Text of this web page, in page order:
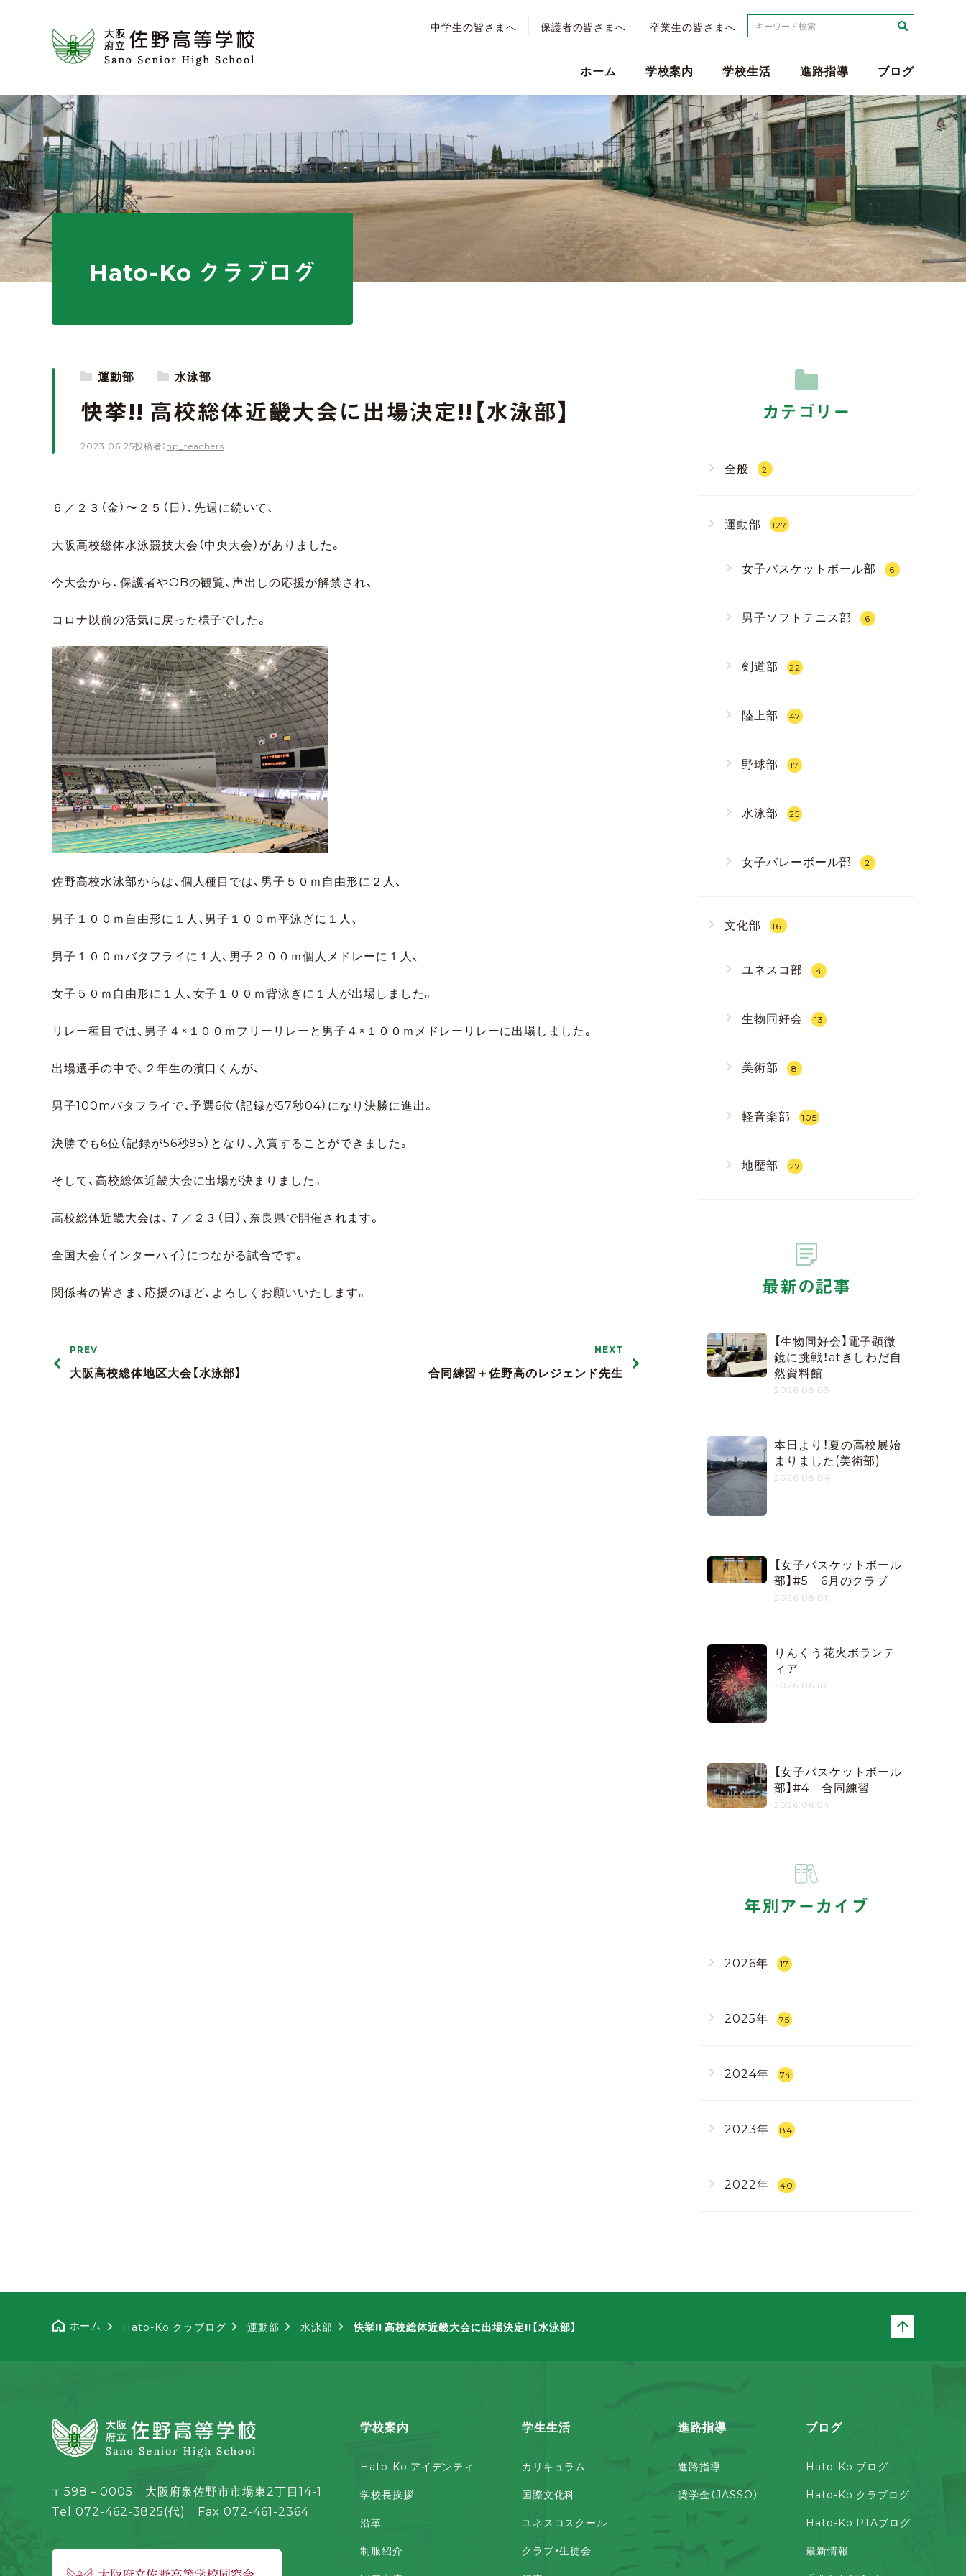
中学生の皆さまへ 保護者の皆さまへ 卒業生の皆さまへ 検索
ホーム 学校案内 学校生活 進路指導 ブログ
Hato-Ko クラブログ
運動部 水泳部
快挙!! 高校総体近畿大会に出場決定!!【水泳部】
2023.06.25投稿者：hp_teachers
６／２３（金）〜２５（日）、先週に続いて、
大阪高校総体水泳競技大会（中央大会）がありました。
今大会から、保護者やOBの観覧、声出しの応援が解禁され、
コロナ以前の活気に戻った様子でした。
佐野高校水泳部からは、個人種目では、男子５０ｍ自由形に２人、
男子１００ｍ自由形に１人、男子１００ｍ平泳ぎに１人、
男子１００ｍバタフライに１人、男子２００ｍ個人メドレーに１人、
女子５０ｍ自由形に１人、女子１００ｍ背泳ぎに１人が出場しました。
リレー種目では、男子４×１００ｍフリーリレーと男子４×１００ｍメドレーリレーに出場しました。
出場選手の中で、２年生の濱口くんが、
男子100mバタフライで、予選6位（記録が57秒04）になり決勝に進出。
決勝でも6位（記録が56秒95）となり、入賞することができました。
そして、高校総体近畿大会に出場が決まりました。
高校総体近畿大会は、７／２３（日）、奈良県で開催されます。
全国大会（インターハイ）につながる試合です。
関係者の皆さま、応援のほど、よろしくお願いいたします。
PREV
大阪高校総体地区大会【水泳部】
NEXT
合同練習＋佐野高のレジェンド先生
カテゴリー
全般 2
運動部 127
女子バスケットボール部 6
男子ソフトテニス部 6
剣道部 22
陸上部 47
野球部 17
水泳部 25
女子バレーボール部 2
文化部 161
ユネスコ部 4
生物同好会 13
美術部 8
軽音楽部 105
地歴部 27
最新の記事
【生物同好会】電子顕微
鏡に挑戦！atきしわだ自
然資料館
2026.08.05
本日より！夏の高校展始
まりました(美術部)
2026.08.04
【女子バスケットボール
部】#5 6月のクラブ
2026.08.01
りんくう花火ボランテ
ィア
2026.06.10
【女子バスケットボール
部】#4 合同練習
2026.06.04
年別アーカイブ
2026年 17
2025年 75
2024年 74
2023年 84
2022年 40
ホーム Hato-Ko クラブログ 運動部 水泳部 快挙!! 高校総体近畿大会に出場決定!!【水泳部】
学校案内
Hato-Ko アイデンティ
学校長挨拶
沿革
制服紹介
学生生活
カリキュラム
国際文化科
ユネスコスクール
クラブ・生徒会
進路指導
進路指導
奨学金（JASSO）
ブログ
Hato-Ko ブログ
Hato-Ko クラブログ
Hato-Ko PTAブログ
最新情報
〒598－0005 大阪府泉佐野市市場東2丁目14-1
Tel 072-462-3825(代) Fax 072-461-2364